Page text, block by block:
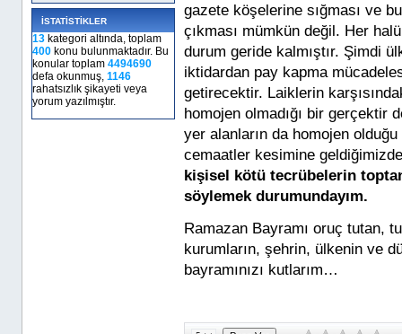
İSTATİSTİKLER
13 kategori altında, toplam
400 konu bulunmaktadır. Bu
konular toplam 4494690
defa okunmuş, 1146
rahatsızlık şikayeti veya
yorum yazılmıştır.
gazete köşelerine sığması ve
çıkması mümkün değil. Her
durum geride kalmıştır. Şimdi
iktidardan pay kapma
getirecektir. Laiklerin
homojen olmadığı bir
yer alanların da homojen
cemaatler kesimine
kişisel kötü tecrübelerin
söylemek durumundayım.
Ramazan Bayramı oruç tutan,
kurumların, şehrin, ülkenin ve
bayramınızı kutlarım…